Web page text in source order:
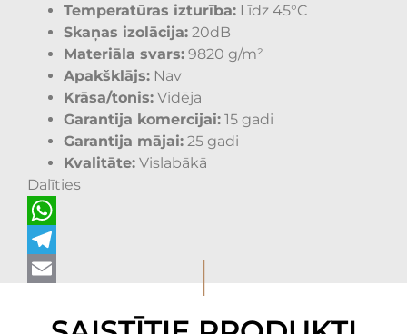
Temperatūras izturība: Līdz 45°C
Skaņas izolācija: 20dB
Materiāla svars: 9820 g/m²
Apakšklājs: Nav
Krāsa/tonis: Vidēja
Garantija komercijai: 15 gadi
Garantija mājai: 25 gadi
Kvalitāte: Vislabākā
Dalīties
WhatsApp
Telegram
I